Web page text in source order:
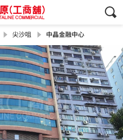
尖沙咀 中晶金融中心